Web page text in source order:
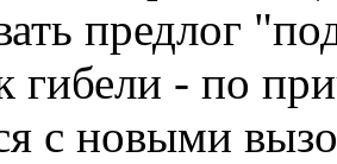
предлог
гибели - по
с новыми